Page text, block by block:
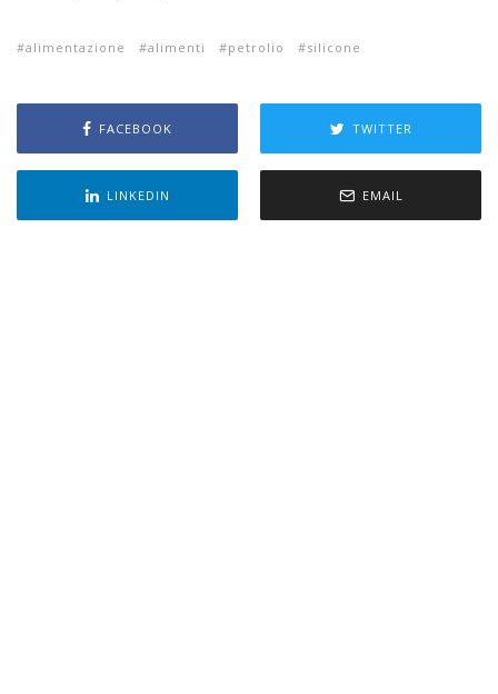
alimentazione alimenti petrolio silicone
FACEBOOK TWITTER
LINKEDIN EMAIL